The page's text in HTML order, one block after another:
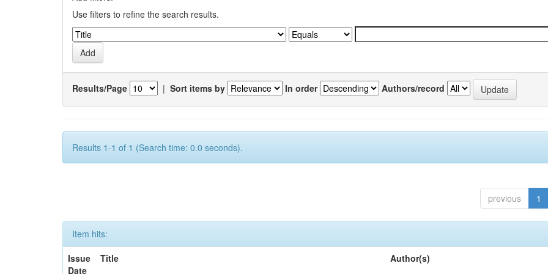
Use filters to refine the search results.
Results/Page | Sort items by In order Authors/record
Results 1-1 of 1 (Search time: 0.0 seconds).
previous 1
Item hits:
Issue
Date
Title Author(s)